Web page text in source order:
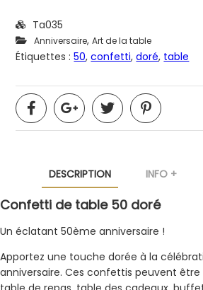
Ta035
Anniversaire,Art de la table
Étiquettes :50,confetti,doré, table
DESCRIPTION INFO +
Confetti de table 50 doré
Un éclatant 50ème anniversaire !
Apportez une touche dorée à la
anniversaire. Ces confettis peuvent être